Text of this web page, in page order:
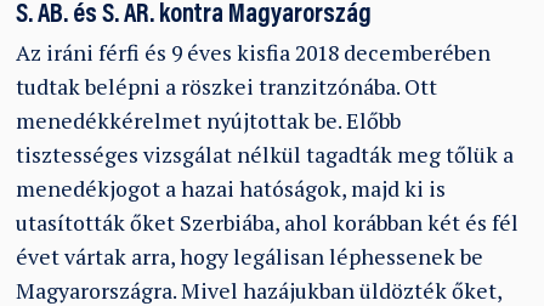
S. AB. és S. AR. kontra Magyarország
Az iráni férfi és 9 éves kisfia 2018 decemberében
tudtak belépni a röszkei tranzitzónába. Ott
menedékkérelmet nyújtottak be. Előbb
tisztességes vizsgálat nélkül tagadták meg tőlük a
menedékjogot a hazai hatóságok, majd ki is
utasították őket Szerbiába, ahol korábban két és fél
évet vártak arra, hogy legálisan léphessenek be
Magyarországra. Mivel hazájukban üldözték őket,